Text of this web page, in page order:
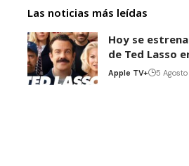
Las noticias más leídas
Hoy se
de Ted Lasso
Apple TV+ 5